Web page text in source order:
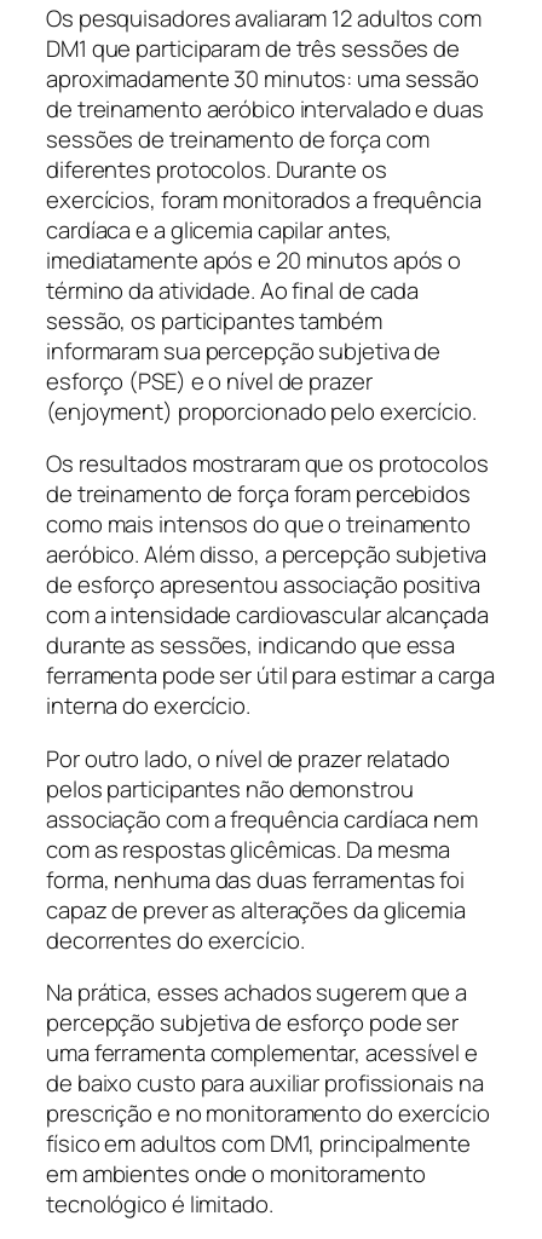
Os pesquisadores avaliaram 12 adultos com
DM1 que participaram de três sessões de
aproximadamente 30 minutos: uma sessão
de treinamento aeróbico intervalado e duas
sessões de treinamento de força com
diferentes protocolos. Durante os
exercícios, foram monitorados a frequência
cardíaca e a glicemia capilar antes,
imediatamente após e 20 minutos após o
término da atividade. Ao final de cada
sessão, os participantes também
informaram sua percepção subjetiva de
esforço (PSE) e o nível de prazer
(enjoyment) proporcionado pelo exercício.
Os resultados mostraram que os protocolos
de treinamento de força foram percebidos
como mais intensos do que o treinamento
aeróbico. Além disso, a percepção subjetiva
de esforço apresentou associação positiva
com a intensidade cardiovascular alcançada
durante as sessões, indicando que essa
ferramenta pode ser útil para estimar a carga
interna do exercício.
Por outro lado, o nível de prazer relatado
pelos participantes não demonstrou
associação com a frequência cardíaca nem
com as respostas glicêmicas. Da mesma
forma, nenhuma das duas ferramentas foi
capaz de prever as alterações da glicemia
decorrentes do exercício.
Na prática, esses achados sugerem que a
percepção subjetiva de esforço pode ser
uma ferramenta complementar, acessível e
de baixo custo para auxiliar profissionais na
prescrição e no monitoramento do exercício
físico em adultos com DM1, principalmente
em ambientes onde o monitoramento
tecnológico é limitado.